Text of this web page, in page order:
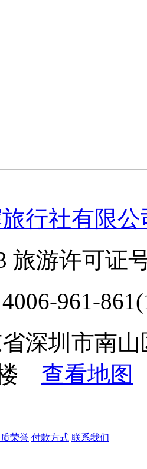
行社有限
旅游许可证
961-
深圳市南
查看地图
荣誉 付款方式 联系我们